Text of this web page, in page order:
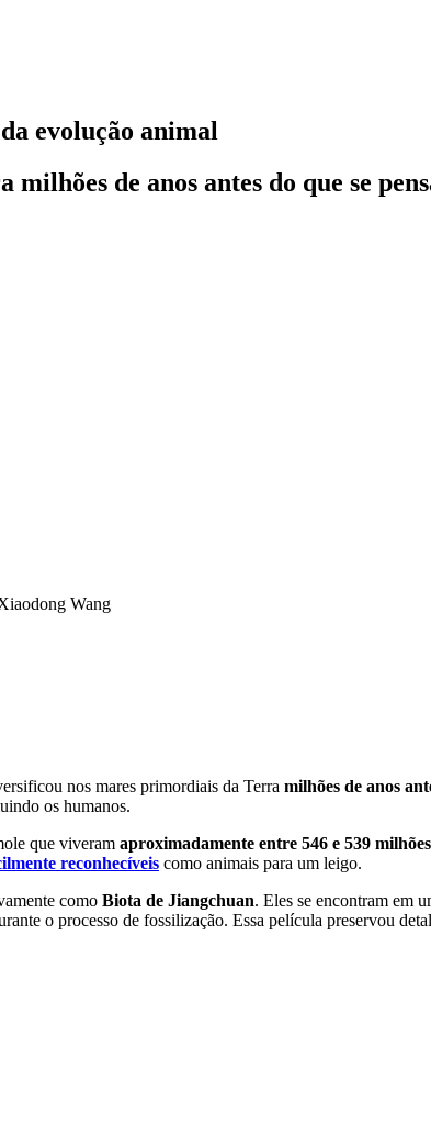
evolução animal
de anos antes do que se
Wang
nos mares primordiais da Terra milhões de anos
os humanos.
que viveram aproximadamente entre 546 e 539
reconhecíveis como animais para um leigo.
como Biota de Jiangchuan. Eles se encontram em
o processo de fossilização. Essa película preservou